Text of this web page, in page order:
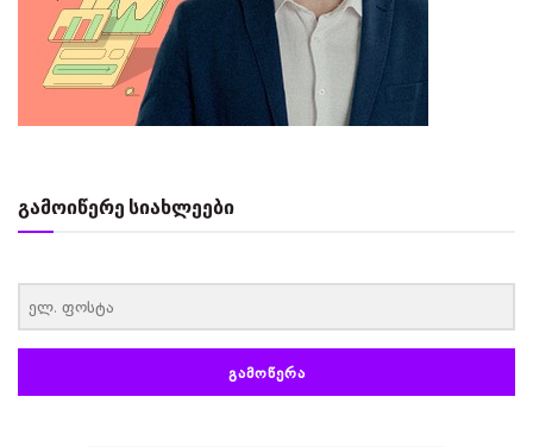
გამოიწერე სიახლეები
ᲒᲐᲛᲝᲬᲔᲠᲐ